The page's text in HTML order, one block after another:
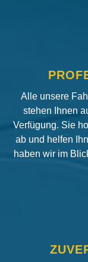
Alle unsere
stehen Ihnen
Verfügung. Sie
ab und helfen
haben wir im